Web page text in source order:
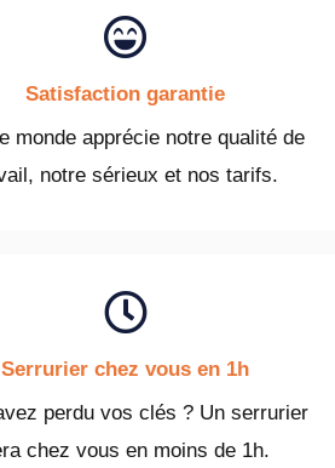
Satisfaction garantie
monde apprécie notre qualité de
notre sérieux et nos tarifs.
Serrurier chez vous en 1h
perdu vos clés ? Un serrurier
chez vous en moins de 1h.